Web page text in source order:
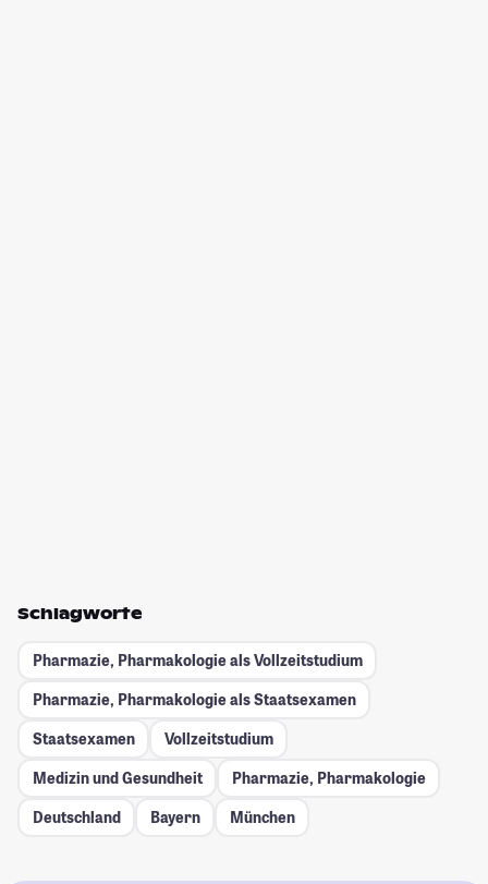
Schlagworte
Pharmazie, Pharmakologie als Vollzeitstudium
Pharmazie, Pharmakologie als Staatsexamen
Staatsexamen
Vollzeitstudium
Medizin und Gesundheit
Pharmazie, Pharmakologie
Deutschland
Bayern München